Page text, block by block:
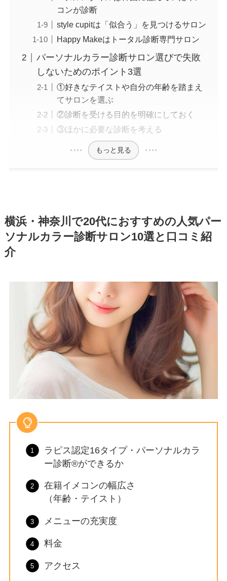
コンが診断
style cupitは「似合う」を見つけるサロン
Happy Makeはトータル診断専門サロン
パーソナルカラー診断サロン選びで失敗
しないためのポイント3選
①好きなテイストや自分の年齢を踏まえ
てサロンを選ぶ
②診断を受ける目的を明確にしておく
③ほかに必要な診断を考える
もっと見る
横浜・神奈川で20代におすすめの人気パー
ソナルカラー診断サロン10選と口コミ紹
介
ラピス認定16タイプ・パーソナルカラ
ー診断®ができるか
在籍イメコンの幅広さ
（年齢・テイスト）
メニューの充実度
料金
アクセス